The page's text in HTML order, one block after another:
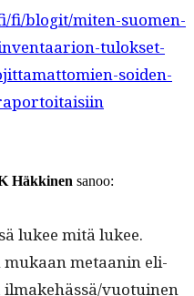
fi/blogit/miten-suomen-
tulokset-
soiden-
Häkkinen sanoo:
lukee mitä lukee.
mukaan metaanin eli­
ilmakehässä/vuotuinen